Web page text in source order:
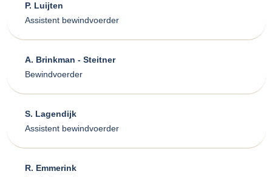
P. Luijten
Assistent bewindvoerder
A. Brinkman - Steitner
Bewindvoerder
S. Lagendijk
Assistent bewindvoerder
R. Emmerink